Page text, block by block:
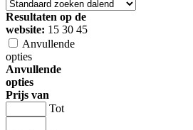
Resultaten op de
website: 15 30 45
Anvullende
opties
Anvullende
opties
Prijs van
Tot